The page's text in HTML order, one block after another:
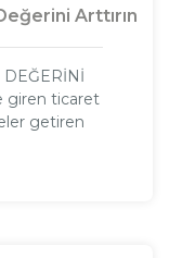
Arttırın
giren ticaret
getiren